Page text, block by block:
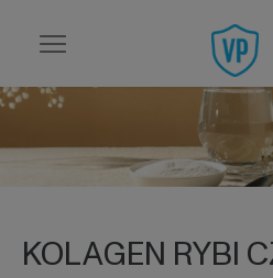
Przejdź do strony głównej
KOLAGEN RYBI